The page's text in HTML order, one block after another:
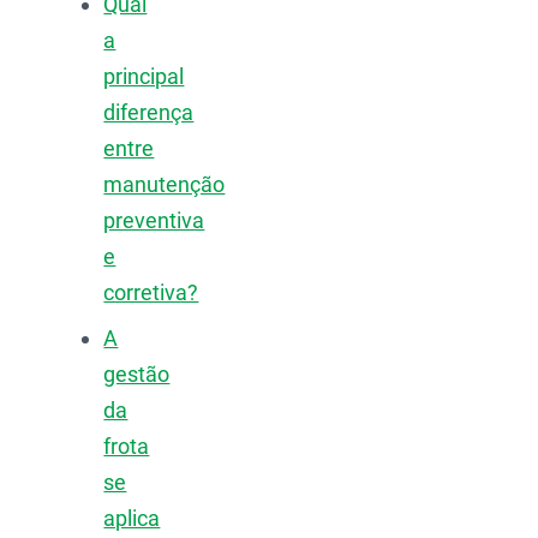
a
principal
diferença
entre
manutenção
preventiva
e
corretiva?
A
gestão
da
frota
se
aplica